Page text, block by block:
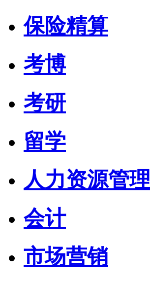
保险精算
考博
考研
留学
人力资源管理
会计
市场营销